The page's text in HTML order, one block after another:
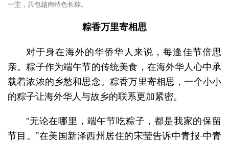
一堂，共包越南特色长粽。
粽香万里寄相思
对于身在海外的华侨华人来说，每逢佳节倍思
亲。粽子作为端午节的传统美食，在海外华人心中承
载着浓浓的乡愁和思念。粽香万里寄相思，一个小小
的粽子让海外华人与故乡的联系更加紧密。
“无论在哪里，端午节吃粽子，都是我家的保留
节目。”在美国新泽西州居住的宋莹告诉中青报·中青